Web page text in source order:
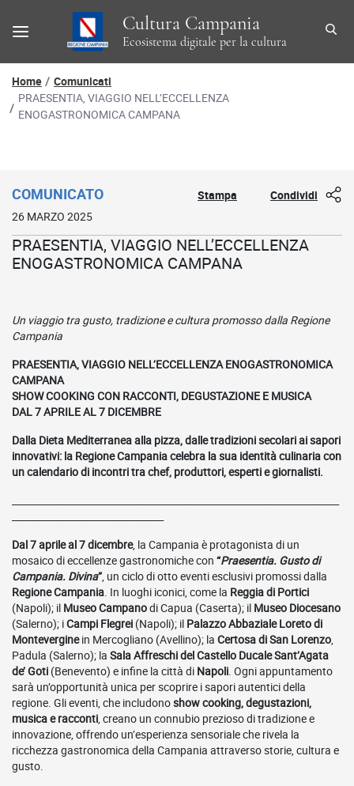
Cultura Campania
Ecosistema digitale per la cultura
Percorso di navigazione
Home
Comunicati
PRAESENTIA, VIAGGIO NELL’ECCELLENZA
ENOGASTRONOMICA CAMPANA
COMUNICATO
26 MARZO 2025
Stampa Condividi
PRAESENTIA, VIAGGIO NELL’ECCELLENZA
ENOGASTRONOMICA CAMPANA
Un viaggio tra gusto, tradizione e cultura promosso dalla Regione
Campania
PRAESENTIA, VIAGGIO NELL’ECCELLENZA ENOGASTRONOMICA
CAMPANA
SHOW COOKING CON RACCONTI, DEGUSTAZIONE E MUSICA
DAL 7 APRILE AL 7 DICEMBRE
Dalla Dieta Mediterranea alla pizza, dalle tradizioni secolari ai sapori
innovativi: la Regione Campania celebra la sua identità culinaria con
un calendario di incontri tra chef, produttori, esperti e giornalisti.
Dal 7 aprile al 7 dicembre, la Campania è protagonista di un
mosaico di eccellenze gastronomiche con “Praesentia. Gusto di
Campania. Divina”, un ciclo di otto eventi esclusivi promossi dalla
Regione Campania. In luoghi iconici, come la Reggia di Portici
(Napoli); il Museo Campanodi Capua (Caserta); il Museo Diocesano
(Salerno); iCampi Flegrei (Napoli); il Palazzo Abbaziale Loreto di
Monteverginein Mercogliano (Avellino); la Certosa di San Lorenzo,
Padula (Salerno); la Sala Affreschi del Castello Ducale Sant’Agata
de’ Goti (Benevento) e infine la città di Napoli. Ogni appuntamento
sarà un’opportunità unica per scoprire i sapori autentici della
regione. Gli eventi, che includonoshow cooking, degustazioni,
musica e racconti, creano un connubio prezioso di tradizione e
innovazione, offrendo un’esperienza sensoriale che rivela la
ricchezza gastronomica della Campania attraverso storie, cultura e
gusto.